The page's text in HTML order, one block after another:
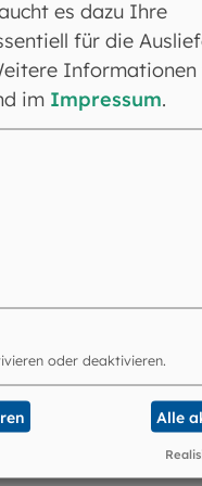
im
Weihbischof
.
derPfarrkirche
Reinhard Marx
es dazu Ihre
für die
Informationen
im Impressum.
oder deaktivieren.
Alle